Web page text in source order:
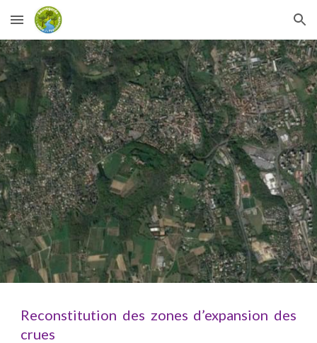
Skip to main content Skip to navigation
Reconstitution des zones d’expansion des
crues